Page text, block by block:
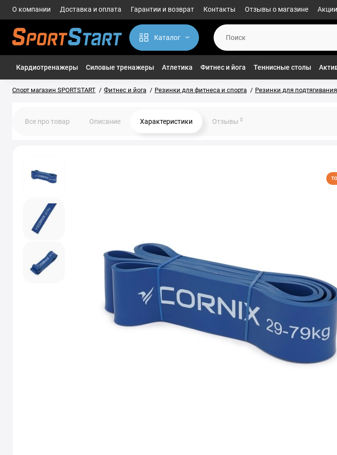
О компании Доставка и оплата Гарантии и возврат Контакты Отзывы о магазине Акции
Каталог
Кардиотренажеры Силовые тренажеры Атлетика Фитнес и йога Теннисные столы
Спорт магазин SPORTSTART Фитнес и йога Резинки для фитнеса и спорта Резинки для подтягивания
Все про товар Описание Характеристики Отзывы 0